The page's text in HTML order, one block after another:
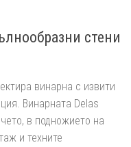
стени
винарна с извити
Винарната Delas
в подножието на
и техните